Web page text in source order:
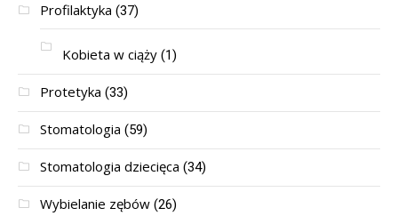
Profilaktyka (37)
Kobieta w ciąży (1)
Protetyka (33)
Stomatologia (59)
Stomatologia dziecięca (34)
Wybielanie zębów (26)